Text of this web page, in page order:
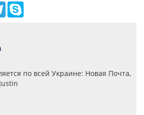
Telegram
по всей Украине: Новая Почта,